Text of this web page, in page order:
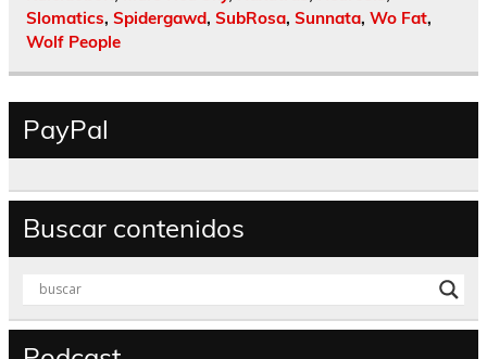
Slomatics, Spidergawd, SubRosa, Sunnata, Wo Fat,
Wolf People
PayPal
Buscar contenidos